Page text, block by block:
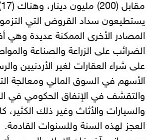
يستطيعون سداد القروض التي
المصادر الأخرى الممكنة عديدة
الضرائب على الزراعة والصناعة
على شراء العقارات لغير الأردنيين
الأسهم في السوق المالي ومعالجة
والتقشف في الإنفاق الحكومي في
والسيارات والأثاث وغير ذلك الكثير،
العجز لهذه السنة وللسنوات القادمة.